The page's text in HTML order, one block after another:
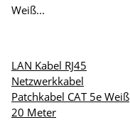
LAN Kabel RJ45
Netzwerkkabel
Patchkabel CAT 5e Weiß
20 Meter